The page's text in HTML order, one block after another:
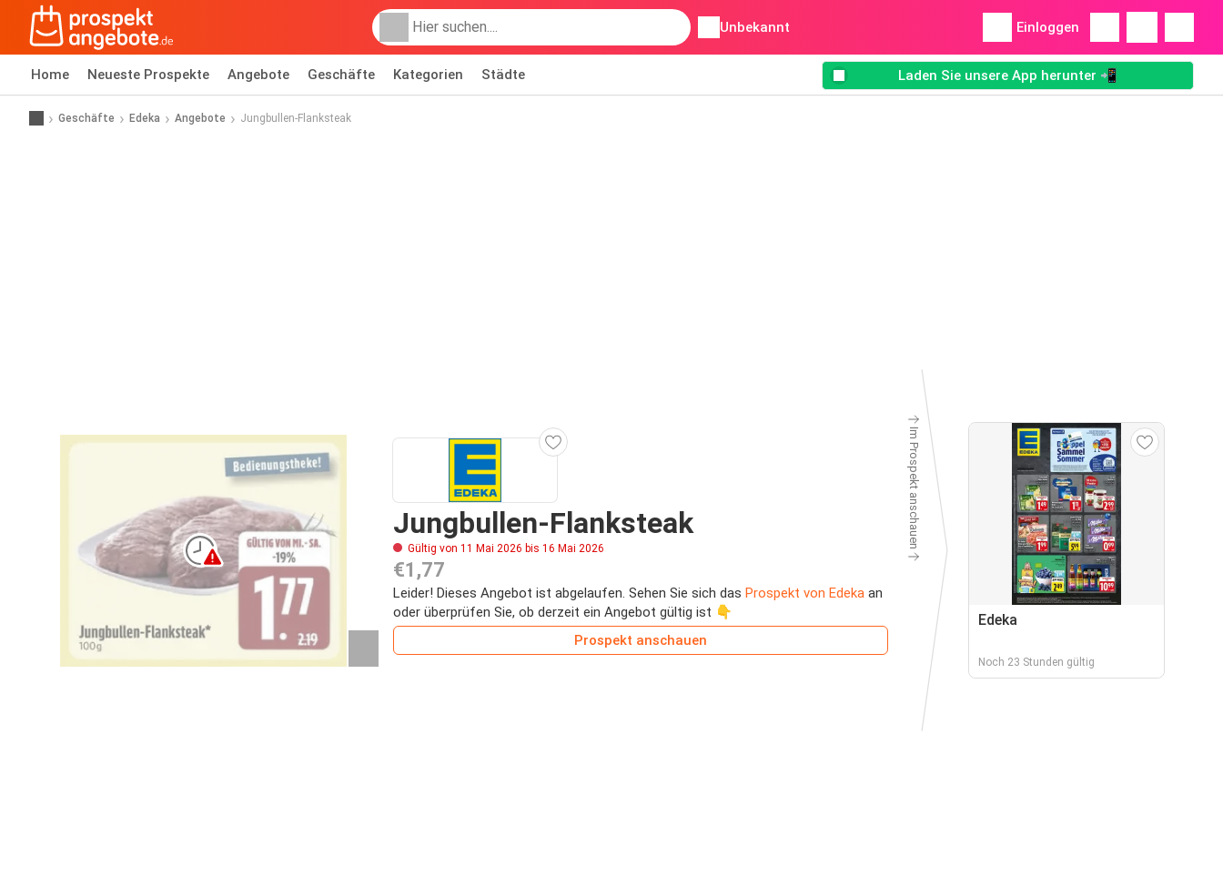
Unbekannt Einloggen
Home Neueste Prospekte Angebote Geschäfte Kategorien Städte Laden Sie unsere App herunter 📲
Geschäfte Edeka Angebote Jungbullen-Flanksteak
Jungbullen-Flanksteak
Gültig von 11 Mai 2026 bis 16 Mai 2026
€1,77
Leider! Dieses Angebot ist abgelaufen. Sehen Sie sich das Prospekt von Edeka an
oder überprüfen Sie, ob derzeit ein Angebot gültig ist 👇
Prospekt anschauen
Im Prospekt anschauen
Edeka
Noch 23 Stunden gültig